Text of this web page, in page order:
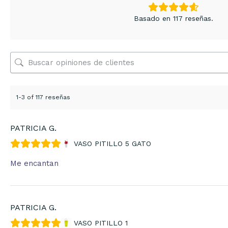
Basado en 117 reseñas.
1-3 of 117 reseñas
PATRICIA G.
VASO PITILLO 5 GATO
Me encantan
PATRICIA G.
VASO PITILLO 1